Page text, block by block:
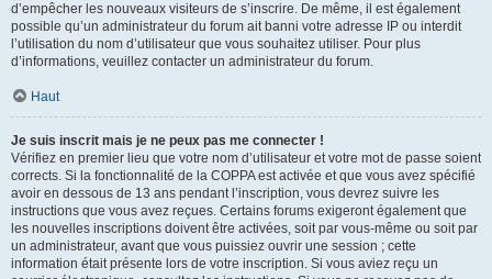
d’empêcher les nouveaux visiteurs de s’inscrire. De même, il est également
possible qu’un administrateur du forum ait banni votre adresse IP ou interdit
l’utilisation du nom d’utilisateur que vous souhaitez utiliser. Pour plus
d’informations, veuillez contacter un administrateur du forum.
Haut
Je suis inscrit mais je ne peux pas me connecter !
Vérifiez en premier lieu que votre nom d’utilisateur et votre mot de passe soient
corrects. Si la fonctionnalité de la COPPA est activée et que vous avez spécifié
avoir en dessous de 13 ans pendant l’inscription, vous devrez suivre les
instructions que vous avez reçues. Certains forums exigeront également que
les nouvelles inscriptions doivent être activées, soit par vous-même ou soit par
un administrateur, avant que vous puissiez ouvrir une session ; cette
information était présente lors de votre inscription. Si vous aviez reçu un